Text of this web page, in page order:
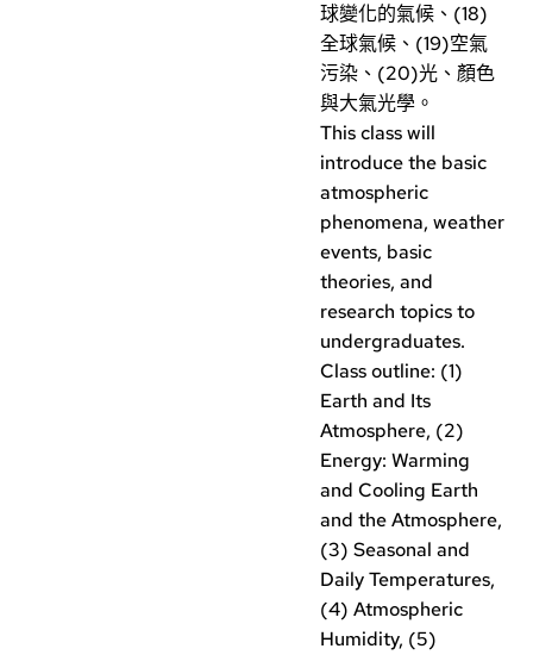
球變化的氣候、(18)
全球氣候、(19)空氣
污染、(20)光、顏色
與大氣光學。
This class will
introduce the basic
atmospheric
phenomena, weather
events, basic
theories, and
research topics to
undergraduates.
Class outline: (1)
Earth and Its
Atmosphere, (2)
Energy: Warming
and Cooling Earth
and the Atmosphere,
(3) Seasonal and
Daily Temperatures,
(4) Atmospheric
Humidity, (5)